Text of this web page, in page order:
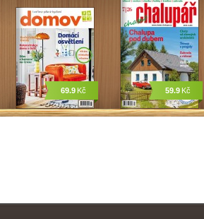
69.9Kč 59.9Kč